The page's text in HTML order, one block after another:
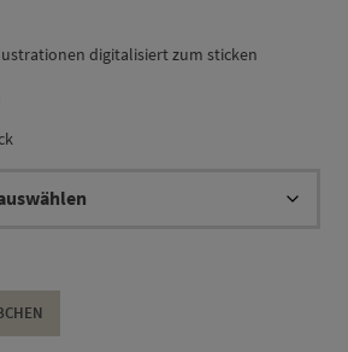
digitalisiert zum sticken